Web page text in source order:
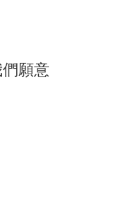
願意